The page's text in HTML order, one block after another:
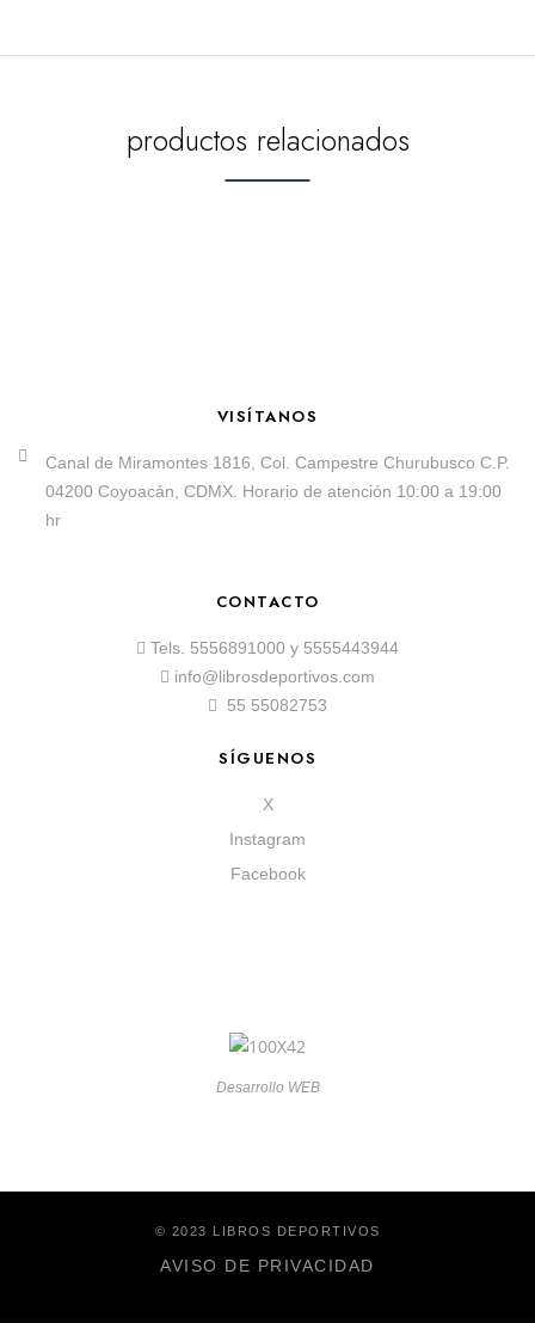
productos relacionados
VISÍTANOS
Canal de Miramontes 1816, Col. Campestre Churubusco C.P.
04200 Coyoacán, CDMX. Horario de atención 10:00 a 19:00
hr
CONTACTO
Tels. 5556891000 y 5555443944
info@librosdeportivos.com
55 55082753
SÍGUENOS
X
Instagram
Facebook
Desarrollo WEB
© 2023 LIBROS DEPORTIVOS
AVISO DE PRIVACIDAD